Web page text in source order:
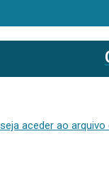
aceder ao